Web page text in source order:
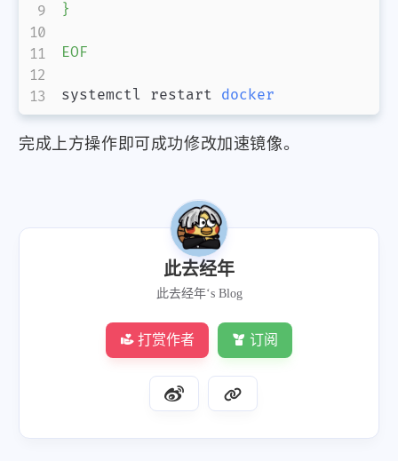
}
EOF
systemctl restart docker
完成上方操作即可成功修改加速镜像。
此去经年
此去经年‘s Blog
打赏作者 订阅